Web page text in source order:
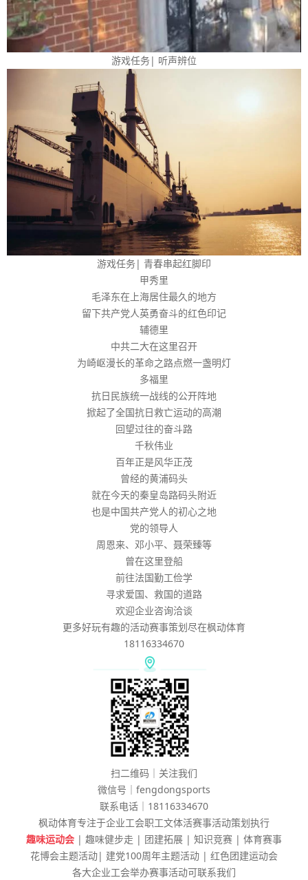
游戏任务| 听声辨位
游戏任务| 青春串起红脚印
甲秀里
毛泽东在上海居住最久的地方
留下共产党人英勇奋斗的红色印记
辅德里
中共二大在这里召开
为崎岖漫长的革命之路点燃一盏明灯
多福里
抗日民族统一战线的公开阵地
掀起了全国抗日救亡运动的高潮
回望过往的奋斗路
千秋伟业
百年正是风华正茂
曾经的黄浦码头
就在今天的秦皇岛路码头附近
也是中国共产党人的初心之地
党的领导人
周恩来、邓小平、聂荣臻等
曾在这里登船
前往法国勤工俭学
寻求爱国、救国的道路
欢迎企业咨询洽谈
更多好玩有趣的活动赛事策划尽在枫动体育
18116334670
扫二维码｜关注我们
微信号｜fengdongsports
联系电话｜18116334670
枫动体育专注于企业工会职工文体活赛事活动策划执行
趣味运动会 | 趣味健步走 | 团建拓展 | 知识竞赛 | 体育赛事
花博会主题活动| 建党100周年主题活动 | 红色团建运动会
各大企业工会举办赛事活动可联系我们